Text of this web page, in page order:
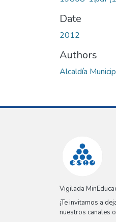
Date
2012
Authors
Alcaldía
Vigilada
¡Te invitamos a
nuestros canales